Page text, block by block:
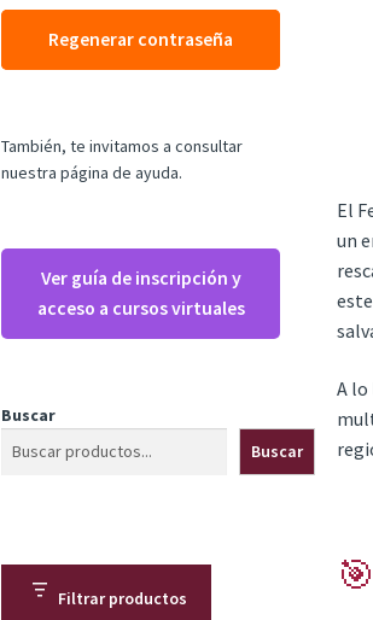
El
un
A lo
Regenerar contraseña
También, te invitamos a consultar
nuestra página de ayuda.
Ver guía de inscripción y
acceso a cursos virtuales
Buscar
Buscar
Filtrar productos